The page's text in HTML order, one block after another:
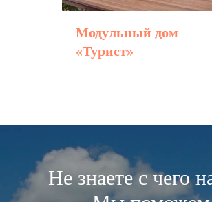
Модульный дом
«Турист»
Не знаете с чего